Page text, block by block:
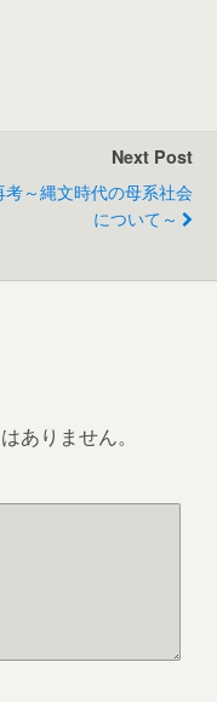
Next Post
考～縄文時代の母系社会
について～
ありません。